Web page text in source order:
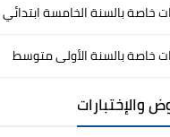
خاصة بالسنة الخامسة ابتدائي
خاصة بالسنة الأولى متوسط
والإختبارات